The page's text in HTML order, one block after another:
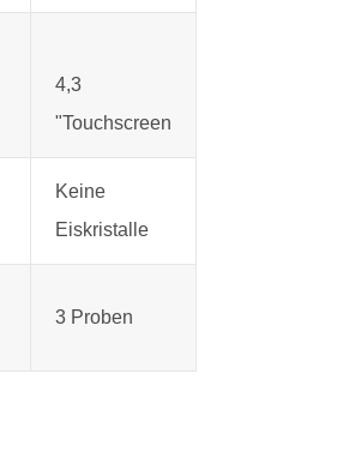
4,3
"Touchscreen
Keine
Eiskristalle
3 Proben